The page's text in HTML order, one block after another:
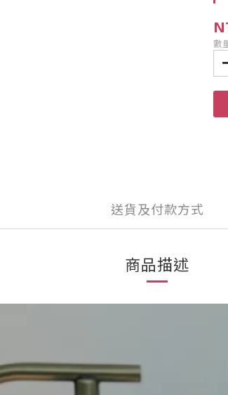
數
送貨及付款方式
商品描述